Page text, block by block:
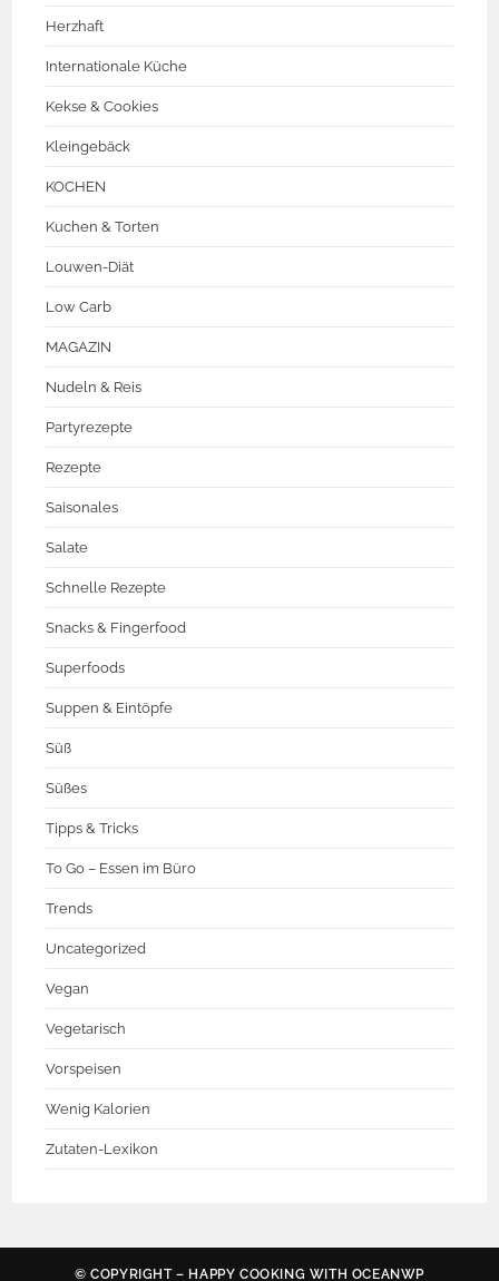
Herzhaft
Internationale Küche
Kekse & Cookies
Kleingebäck
KOCHEN
Kuchen & Torten
Louwen-Diät
Low Carb
MAGAZIN
Nudeln & Reis
Partyrezepte
Rezepte
Saisonales
Salate
Schnelle Rezepte
Snacks & Fingerfood
Superfoods
Suppen & Eintöpfe
Süß
Süßes
Tipps & Tricks
To Go – Essen im Büro
Trends
Uncategorized
Vegan
Vegetarisch
Vorspeisen
Wenig Kalorien
Zutaten-Lexikon
© COPYRIGHT – HAPPY COOKING WITH OCEANWP